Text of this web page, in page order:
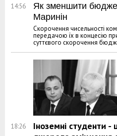
14:56
Як зменшити
Маринін
Скорочення чисельності
передачою їх в концесію
суттєвого скорочення
18:26
Іноземні студенти -